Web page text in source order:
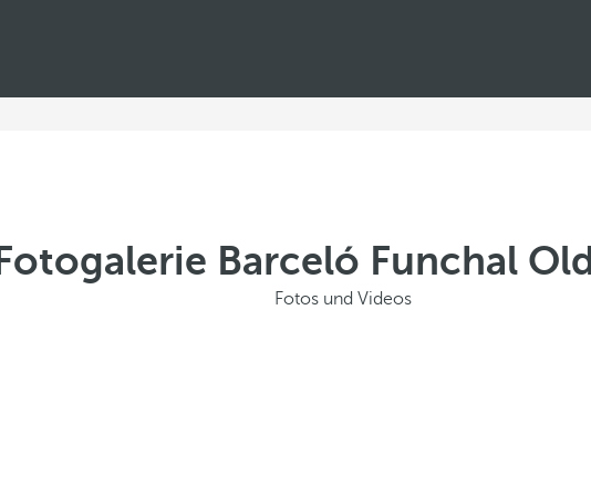
Fotogalerie Barceló Funchal
Fotos und Videos